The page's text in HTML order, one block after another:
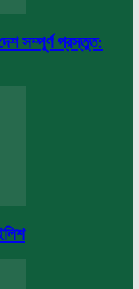
দেশ সম্পূর্ণ প্রস্তুত: